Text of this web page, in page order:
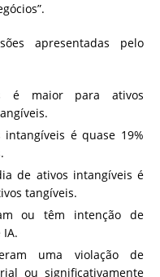
apresentadas pelo
é maior para ativos
é quase 19%
de ativos intangíveis é
tangíveis.
ou têm intenção de
uma violação de
ou significativamente